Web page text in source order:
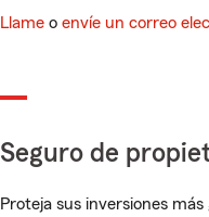
Llame o envíe un correo
Seguro de
Proteja sus inversiones